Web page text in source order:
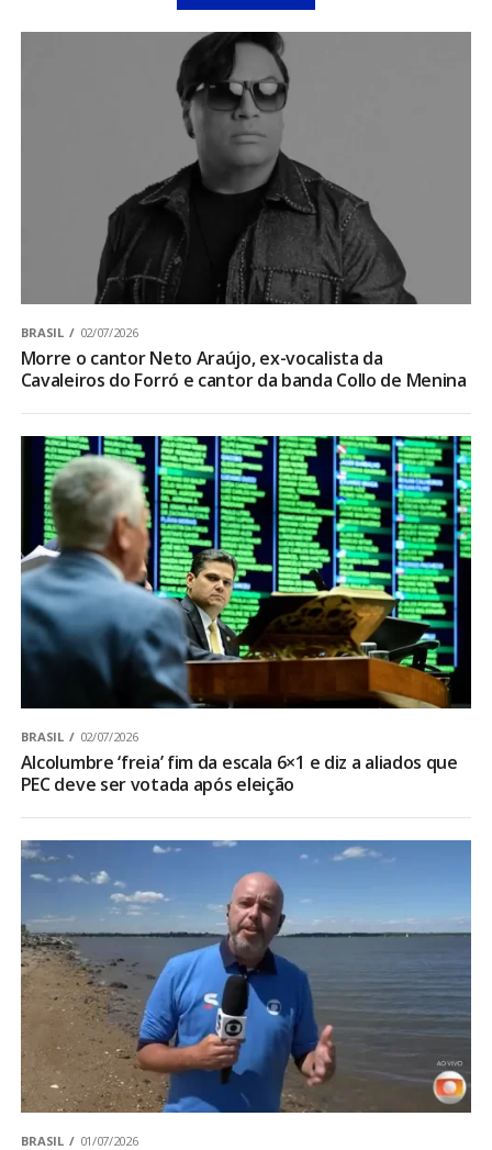
BRASIL 02/07/2026
Morre o cantor Neto Araújo, ex-vocalista da
Cavaleiros do Forró e cantor da banda Collo de Menina
BRASIL 02/07/2026
Alcolumbre ‘freia’ fim da escala 6×1 e diz a aliados que
PEC deve ser votada após eleição
BRASIL 01/07/2026